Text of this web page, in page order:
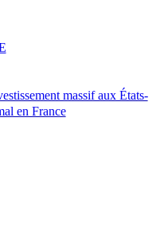
massif aux États-
en France